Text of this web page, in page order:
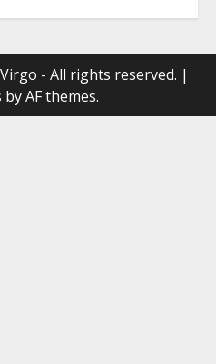
- All rights reserved. |
by AF themes.